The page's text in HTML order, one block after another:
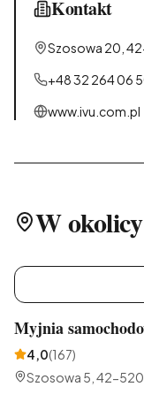
Kontakt
Szosowa 20,
+48 32 264 06
www.ivu.com.pl
W okolicy
Myjnia
4,0(167)
Szosowa 5, 42-